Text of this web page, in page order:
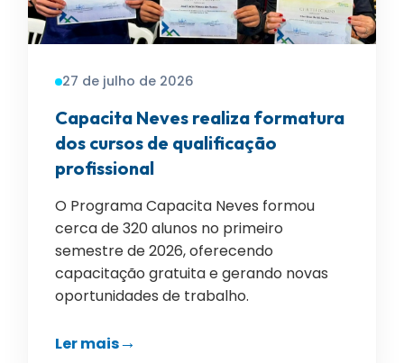
27 de julho de 2026
Capacita Neves realiza formatura
dos cursos de qualificação
profissional
O Programa Capacita Neves formou
cerca de 320 alunos no primeiro
semestre de 2026, oferecendo
capacitação gratuita e gerando novas
oportunidades de trabalho.
Ler mais